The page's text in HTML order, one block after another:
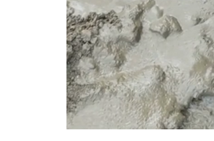
Wypełnianie pustek
Prace tunelowe
Pale i mikropale geotermalne
Torkret – beton natryskowy
Zapoznaj się z aktualnościami w